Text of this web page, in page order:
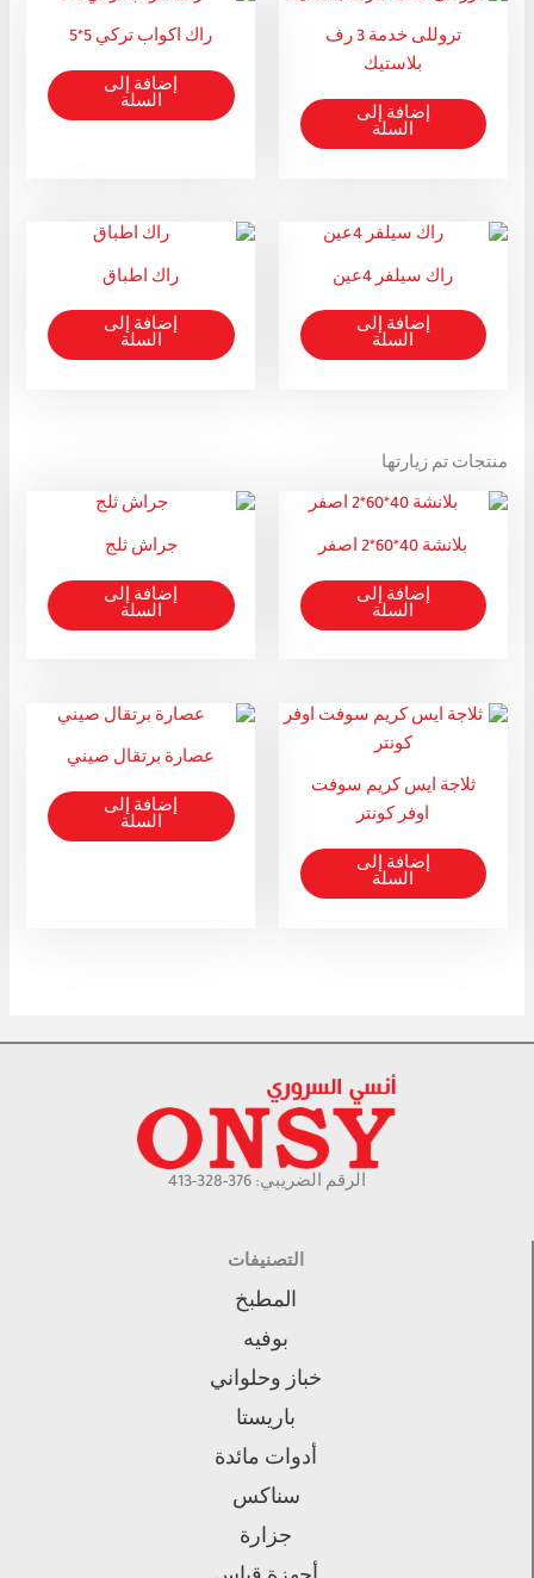
تروللى خدمة 3 رف
بلاستيك
إضافة إلى
السلة
راك اكواب تركي 5*5
إضافة إلى
السلة
راك سيلفر 4عين
إضافة إلى
السلة
راك اطباق
إضافة إلى
السلة
منتجات تم زيارتها
بلانشة 40*60*2 اصفر
إضافة إلى
السلة
جراش ثلج
إضافة إلى
السلة
ثلاجة ايس كريم سوفت
اوفر كونتر
إضافة إلى
السلة
عصارة برتقال صيني
إضافة إلى
السلة
الرقم الضريبي: 376-328-413
التصنيفات
المطبخ
بوفيه
خباز وحلواني
باريستا
أدوات مائدة
سناكس
جزارة